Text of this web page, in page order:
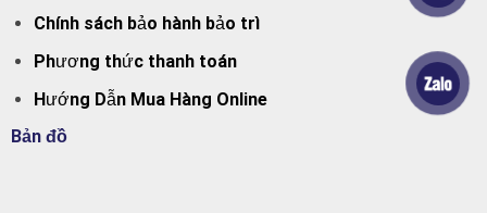
Chính sách bảo hành bảo trì
Phương thức thanh toán
Hướng Dẫn Mua Hàng Online
Bản đồ